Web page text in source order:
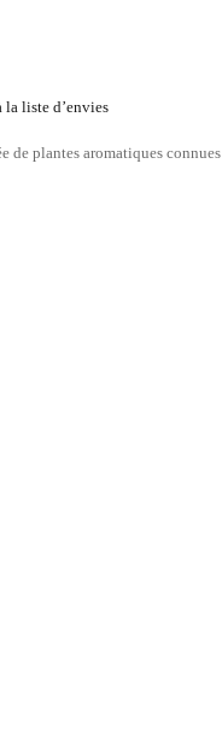
la liste d’envies
de plantes aromatiques connues